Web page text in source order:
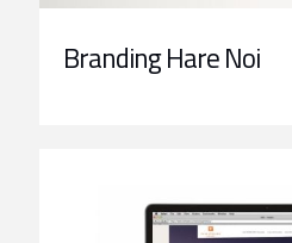
Branding Hare Noi